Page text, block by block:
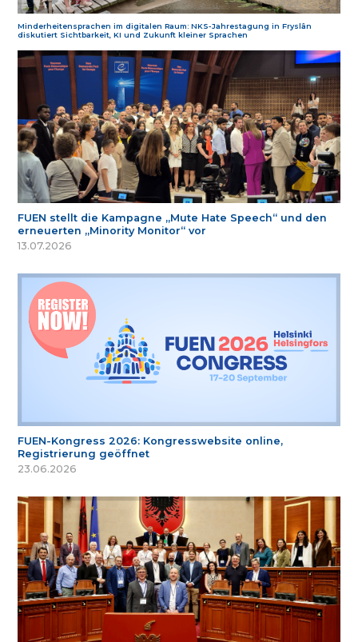
Minderheitensprachen im digitalen Raum: NKS-Jahrestagung in Fryslân
diskutiert Sichtbarkeit, KI und Zukunft kleiner Sprachen
FUEN stellt die Kampagne „Mute Hate Speech“ und den
erneuerten „Minority Monitor“ vor
13.07.2026
FUEN-Kongress 2026: Kongresswebsite online,
Registrierung geöffnet
23.06.2026